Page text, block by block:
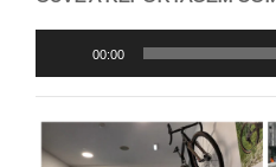
de
áudio
00:00